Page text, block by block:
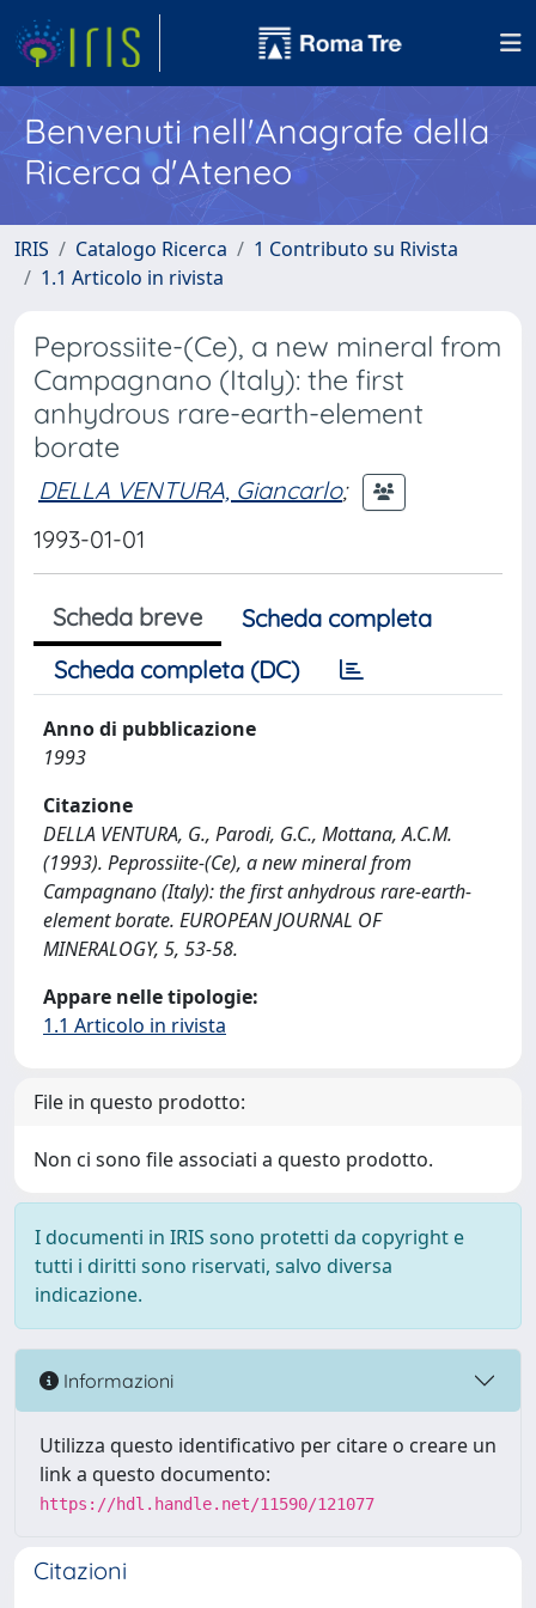
Benvenuti nell'Anagrafe della
Ricerca d'Ateneo
IRIS Catalogo Ricerca
1 Contributo su Rivista
1.1 Articolo in rivista
Peprossiite-(Ce), a new mineral from
Campagnano (Italy): the first
anhydrous rare-earth-element
borate
DELLA VENTURA, Giancarlo;
1993-01-01
Scheda breve
Scheda completa
Scheda completa (DC)
Anno di pubblicazione
1993
Citazione
DELLA VENTURA, G., Parodi, G.C., Mottana, A.C.M.
(1993). Peprossiite-(Ce), a new mineral from
Campagnano (Italy): the first anhydrous rare-earth-
element borate. EUROPEAN JOURNAL OF
MINERALOGY, 5, 53-58.
Appare nelle tipologie:
1.1 Articolo in rivista
File in questo prodotto:
Non ci sono file associati a questo prodotto.
I documenti in IRIS sono protetti da copyright e
tutti i diritti sono riservati, salvo diversa
indicazione.
Informazioni
Utilizza questo identificativo per citare o creare un
link a questo documento:
https://hdl.handle.net/11590/121077
Citazioni